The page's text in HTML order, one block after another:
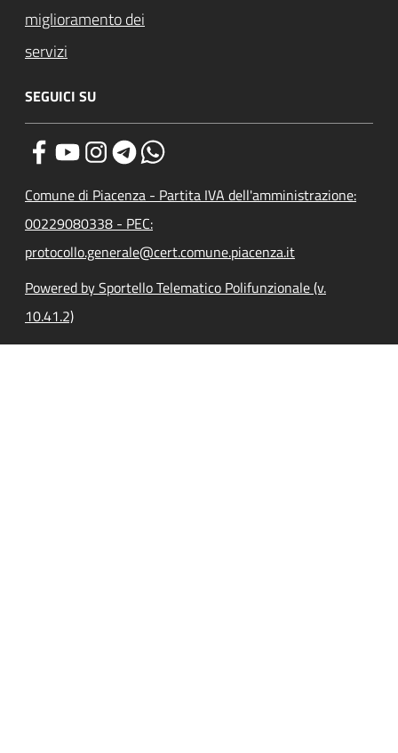
miglioramento dei
servizi
SEGUICI SU
Comune di Piacenza - Partita IVA dell'amministrazione:
00229080338 - PEC:
protocollo.generale@cert.comune.piacenza.it
Powered by Sportello Telematico Polifunzionale (v.
10.41.2)